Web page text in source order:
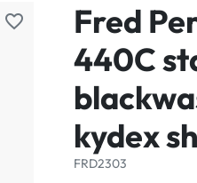
favorite_border
Fred
440C
kydex
FRD2303